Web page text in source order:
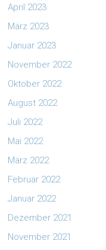
April 2023
März 2023
Januar 2023
November 2022
Oktober 2022
August 2022
Juli 2022
Mai 2022
März 2022
Februar 2022
Januar 2022
Dezember 2021
November 2021